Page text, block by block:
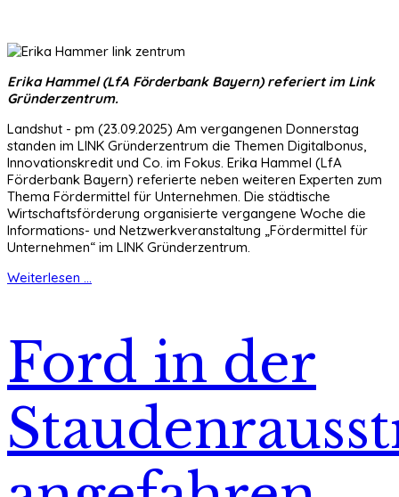
Erika Hammel (LfA Förderbank Bayern) referiert im Link
Gründerzentrum.
Landshut - pm (23.09.2025) Am vergangenen Donnerstag
standen im LINK Gründerzentrum die Themen Digitalbonus,
Innovationskredit und Co. im Fokus. Erika Hammel (LfA
Förderbank Bayern) referierte neben weiteren Experten zum
Thema Fördermittel für Unternehmen. Die städtische
Wirtschaftsförderung organisierte vergangene Woche die
Informations- und Netzwerkveranstaltung „Fördermittel für
Unternehmen“ im LINK Gründerzentrum.
Weiterlesen ...
Ford in der